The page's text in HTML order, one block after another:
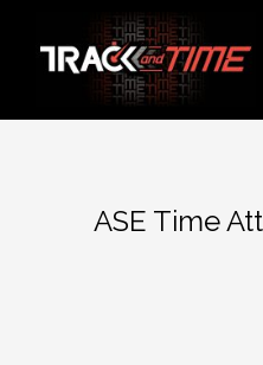
contenu
ASE Time